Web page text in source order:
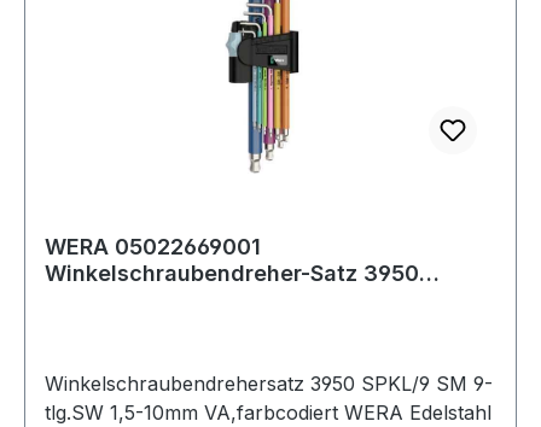
WERA 05022669001
Winkelschraubendreher-Satz 3950
Winkelschraubendrehersatz 3950 SPKL/9 SM 9-
tlg.SW 1,5-10mm VA,farbcodiert WERA Edelstahl